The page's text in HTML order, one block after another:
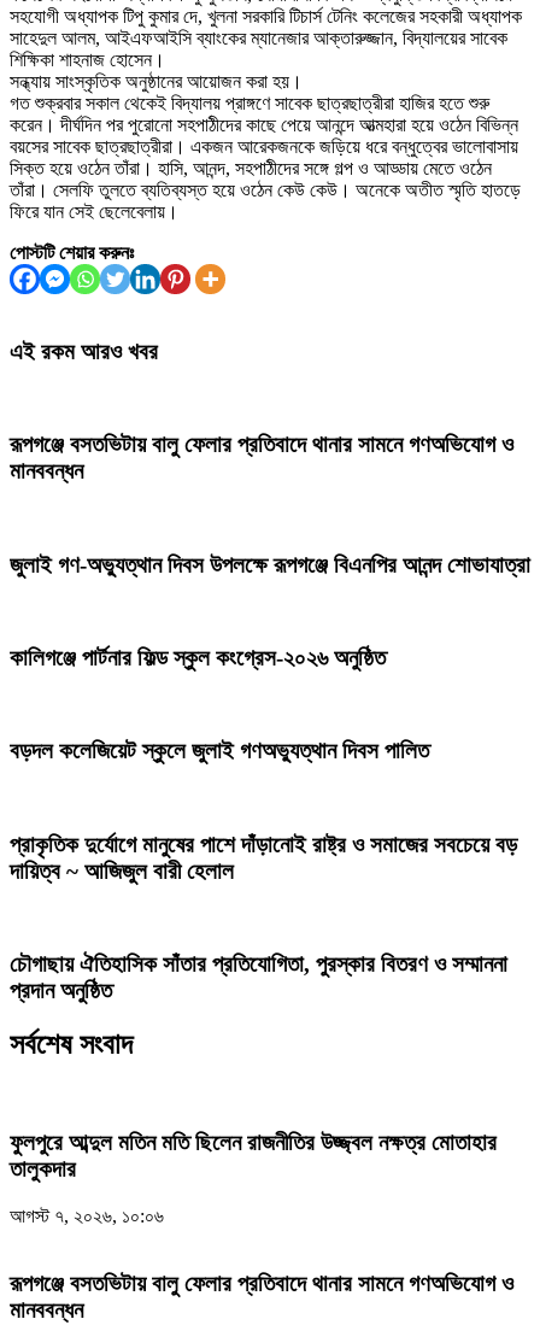
সহযোগী অধ্যাপক টিপু কুমার দে, খুলনা সরকারি টিচার্স টেনিং কলেজের সহকারী অধ্যাপক
সাহেদুল আলম, আইএফআইসি ব্যাংকের ম্যানেজার আক্তারুজ্জান, বিদ্যালয়ের সাবেক
শিক্ষিকা শাহনাজ হোসেন।
সন্ধ্যায় সাংস্কৃতিক অনুষ্ঠানের আয়োজন করা হয়।
গত শুক্রবার সকাল থেকেই বিদ্যালয় প্রাঙ্গণে সাবেক ছাত্রছাত্রীরা হাজির হতে শুরু
করেন। দীর্ঘদিন পর পুরোনো সহপাঠীদের কাছে পেয়ে আনন্দে আত্মহারা হয়ে ওঠেন বিভিন্ন
বয়সের সাবেক ছাত্রছাত্রীরা। একজন আরেকজনকে জড়িয়ে ধরে বন্ধুত্বের ভালোবাসায়
সিক্ত হয়ে ওঠেন তাঁরা। হাসি, আনন্দ, সহপাঠীদের সঙ্গে গল্প ও আড্ডায় মেতে ওঠেন
তাঁরা। সেলফি তুলতে ব্যতিব্যস্ত হয়ে ওঠেন কেউ কেউ। অনেকে অতীত স্মৃতি হাতড়ে
ফিরে যান সেই ছেলেবেলায়।
পোস্টটি শেয়ার করুনঃ
এই রকম আরও খবর
রূপগঞ্জে বসতভিটায় বালু ফেলার প্রতিবাদে থানার সামনে গণঅভিযোগ ও
মানববন্ধন
জুলাই গণ-অভ্যুত্থান দিবস উপলক্ষে রূপগঞ্জে বিএনপির আনন্দ শোভাযাত্রা
কালিগঞ্জে পার্টনার ফিল্ড স্কুল কংগ্রেস-২০২৬ অনুষ্ঠিত
বড়দল কলেজিয়েট স্কুলে জুলাই গণঅভ্যুত্থান দিবস পালিত
প্রাকৃতিক দুর্যোগে মানুষের পাশে দাঁড়ানোই রাষ্ট্র ও সমাজের সবচেয়ে বড়
দায়িত্ব ~ আজিজুল বারী হেলাল
চৌগাছায় ঐতিহাসিক সাঁতার প্রতিযোগিতা, পুরস্কার বিতরণ ও সম্মাননা
প্রদান অনুষ্ঠিত
সর্বশেষ সংবাদ
ফুলপুরে আব্দুল মতিন মতি ছিলেন রাজনীতির উজ্জ্বল নক্ষত্র মোতাহার
তালুকদার
আগস্ট ৭, ২০২৬, ১০:০৬
রূপগঞ্জে বসতভিটায় বালু ফেলার প্রতিবাদে থানার সামনে গণঅভিযোগ ও
মানববন্ধন